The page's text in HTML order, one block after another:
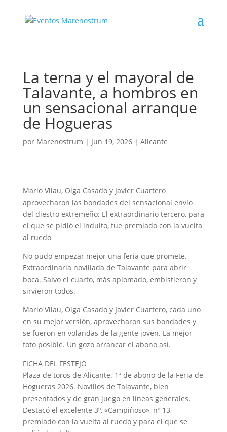
La terna y el mayoral de
Talavante, a hombros en
un sensacional arranque
de Hogueras
por Marenostrum | Jun 19, 2026| Alicante
Mario Vilau, Olga Casado y Javier Cuartero
aprovecharon las bondades del sensacional envío
del diestro extremeño; El extraordinario tercero, para
el que se pidió el indulto, fue premiado con la vuelta
al ruedo
No pudo empezar mejor una feria que promete.
Extraordinaria novillada de Talavante para abrir
boca. Salvo el cuarto, más aplomado, embistieron y
sirvieron todos.
Mario Vilau, Olga Casado y Javier Cuartero, cada uno
en su mejor versión, aprovecharon sus bondades y
se fueron en volandas de la gente joven. La mejor
foto posible. Un gozo arrancar el abono así.
FICHA DEL FESTEJO
Plaza de toros de Alicante. 1ª de abono de la Feria de
Hogueras 2026. Novillos de Talavante, bien
presentados y de gran juego en líneas generales.
Destacó el excelente 3º, «Campiñoso», nº 13,
premiado con la vuelta al ruedo y para el que se